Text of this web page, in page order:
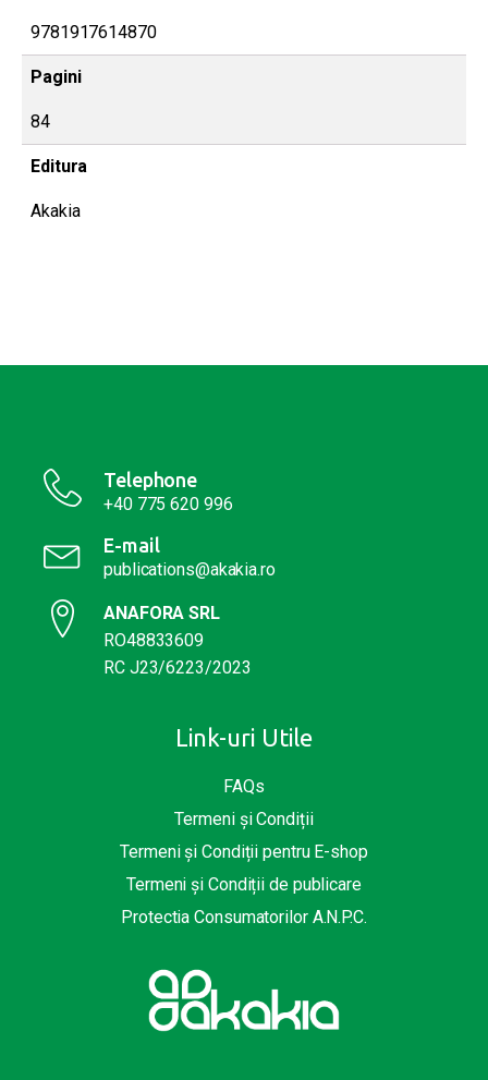
9781917614870
Pagini
84
Editura
Akakia
Telephone
+40 775 620 996
E-mail
publications@akakia.ro
ANAFORA SRL
RO48833609
RC J23/6223/2023
Link-uri Utile
FAQs
Termeni și Condiții
Termeni și Condiții pentru E-shop
Termeni și Condiții de publicare
Protectia Consumatorilor A.N.P.C.